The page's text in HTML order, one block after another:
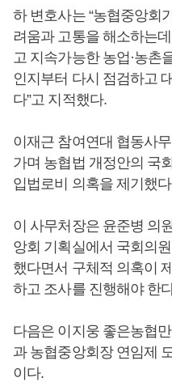
하 변호사는 “농협중앙회
려움과 고통을 해소하는
고 지속가능한 농업·농촌
인지부터 다시 점검하고
다”고 지적했다.
이재근 참여연대 협동사
가며 농협법 개정안의 국
입법로비 의혹을 제기했
이 사무처장은 윤준병 의
앙회 기획실에서 국회의
했다면서 구체적 의혹이
하고 조사를 진행해야 한
다음은 이지웅 좋은농협
과 농협중앙회장 연임제
이다.